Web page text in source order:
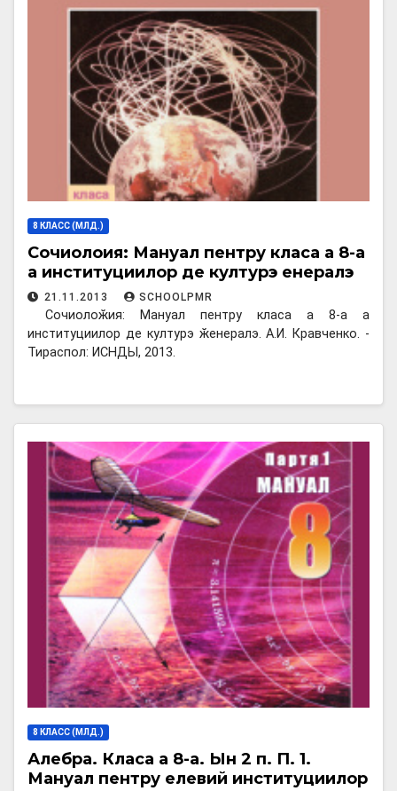
8 КЛАСС (МЛД.)
Сочиолоӂия: Мануал пентру класа а 8-а
а институциилор де културэ ӂенералэ
21.11.2013 SCHOOLPMR
Сочиолоӂия: Мануал пентру класа а 8-а а
институциилор де културэ ӂенералэ. А.И. Кравченко. -
Тираспол: ИСНДЫ, 2013.
8 КЛАСС (МЛД.)
Алӂебра. Класа а 8-а. Ын 2 п. П. 1.
Мануал пентру елевий институциилор